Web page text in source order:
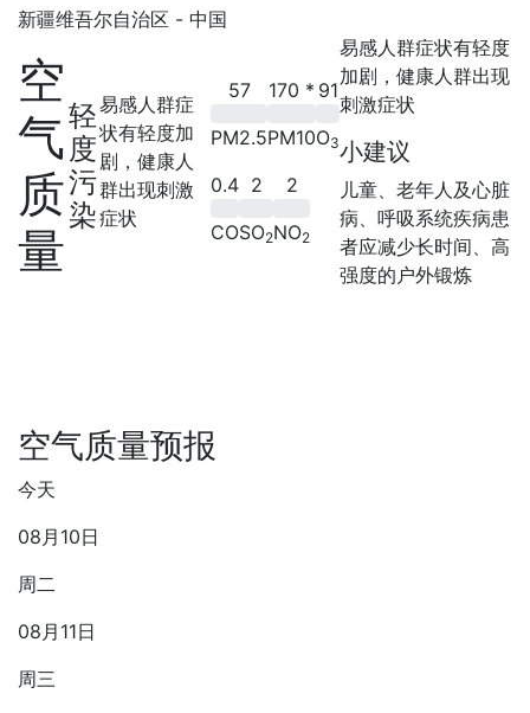
新疆维吾尔自治区 - 中国
空
气
质
量
轻
度
污
染
易感人群症
状有轻度加
剧，健康人
群出现刺激
症状
57
PM2.5
170 *
PM10
91
O3
0.4
CO
2
SO2
2
NO2
易感人群症状有轻度
加剧，健康人群出现
刺激症状
小建议
儿童、老年人及心脏
病、呼吸系统疾病患
者应减少长时间、高
强度的户外锻炼
空气质量预报
今天
08月10日
周二
08月11日
周三